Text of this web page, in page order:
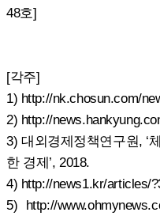
48호]
[각주]
1) http://nk.chosun.com/
2) http://
3) 대외경제정책연구원, ‘
한 경제’, 2018.
4) http://news1.kr/articles/
5) http://